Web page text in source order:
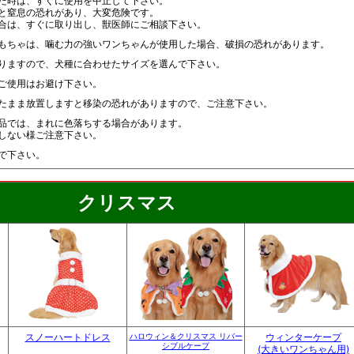
窒息の恐れがあり、大変危険です。
は、すぐに取り出し、獣医師にご相談下さい。
ちゃは、噛む力の強いワンちゃんが使用した場合、破損の恐れがあります。
ますので、犬種に合わせたサイズを選んで下さい。
使用はお避け下さい。
まま放置しますと移染の恐れがありますので、ご注意下さい。
では、まれに色落ちする場合があります。
ない様ご注意下さい。
下さい。
クリスマス
スノーハートドレス
ハロウィン＆クリスマス リバー
シブルケープ
ウィンターケープ
(大きいワンちゃん用)